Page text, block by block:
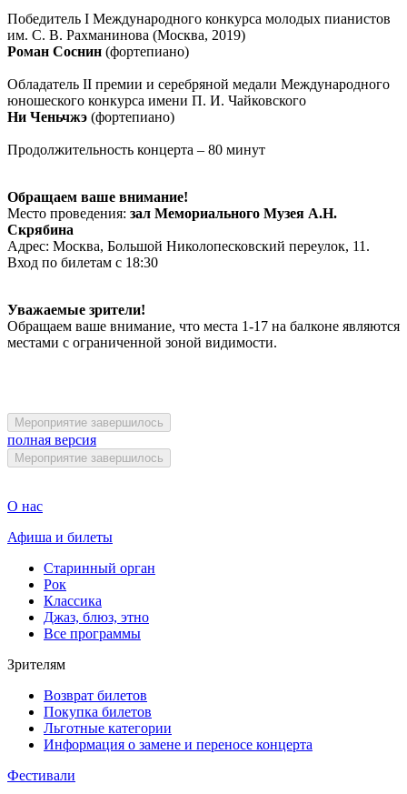
Победитель I Международного конкурса молодых пианистов
им. С. В. Рахманинова (Москва, 2019)
Роман Соснин (фортепиано)
Обладатель II премии и серебряной медали Международного
юношеского конкурса имени П. И. Чайковского
Ни Ченьчжэ (фортепиано)
Продолжительность концерта – 80 минут
Обращаем ваше внимание!
Место проведения: зал Мемориального Музея А.Н.
Скрябина
Адрес: Москва, Большой Николопесковский переулок, 11.
Вход по билетам с 18:30
Уважаемые зрители!
Обращаем ваше внимание, что места 1-17 на балконе являются
местами с ограниченной зоной видимости.
Мероприятие завершилось
полная версия
Мероприятие завершилось
О нас
Афиша и билеты
Старинный орган
Рок
Классика
Джаз, блюз, этно
Все программы
Зрителям
Возврат билетов
Покупка билетов
Льготные категории
Информация о замене и переносе концерта
Фестивали